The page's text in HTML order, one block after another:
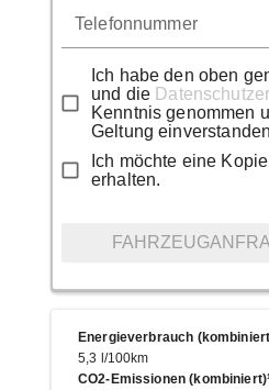
Telefonnummer
Ich habe den oben
und die
Kenntnis genommen
Geltung
Ich möchte eine
erhalten.
Energieverbrauch
5,3 l/100km
CO2-Emissionen